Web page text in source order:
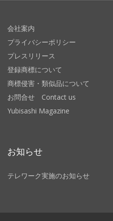
会社案内
プライバシーポリシー
プレスリリース
登録商標について
商標侵害・類似品について
お問合せ Contact us
Yubisashi Magazine
お知らせ
テレワーク実施のお知らせ